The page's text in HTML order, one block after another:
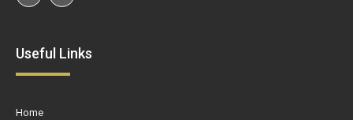
Useful Links
Home